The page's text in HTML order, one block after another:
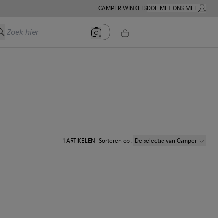
CAMPER WINKELSDOE MET ONS MEEMIJN
hier
1ARTIKELEN Sorteren op: De selectie van Camper